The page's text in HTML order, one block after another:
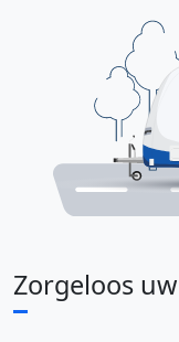
Zorgeloos